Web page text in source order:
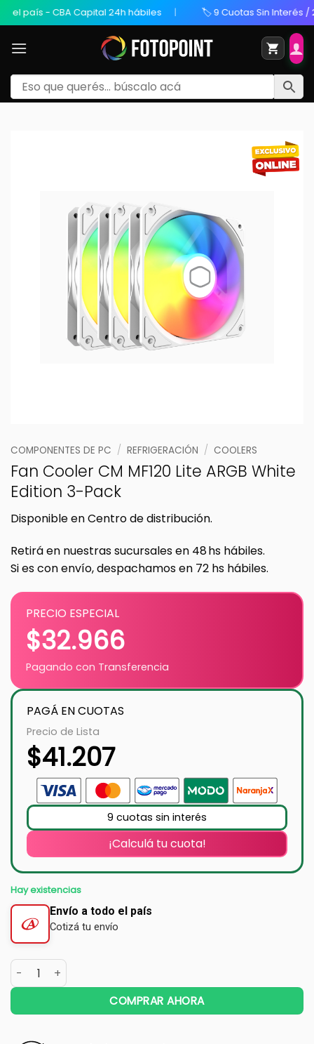
- CBA Capital 24h hábiles 🏷️ 9 Cuotas Sin Interés / 20%
COMPONENTES DE PC / REFRIGERACIÓN / COOLERS
Fan Cooler CM MF120 Lite ARGB White
Edition 3-Pack
Disponible en Centro de distribución.
Retirá en nuestras sucursales en 48 hs hábiles.
Si es con envío, despachamos en 72 hs hábiles.
PRECIO ESPECIAL
$32.966
Pagando con Transferencia
PAGÁ EN CUOTAS
Precio de Lista
$41.207
9 cuotas sin interés
¡Calculá tu cuota!
Hay existencias
Envío a todo el país
Cotizá tu envío
COMPRAR AHORA